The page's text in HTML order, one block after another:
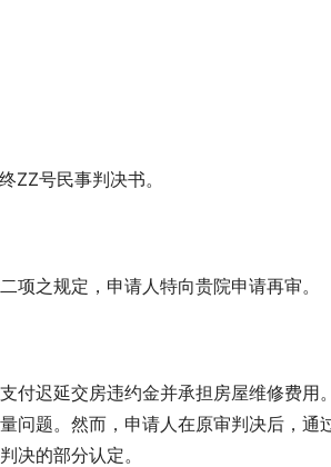
号民事判决书。
之规定，申请人特向贵院申请再审。
付迟延交房违约金并承担房屋维修费用
问题。然而，申请人在原审判决后，通
决的部分认定。